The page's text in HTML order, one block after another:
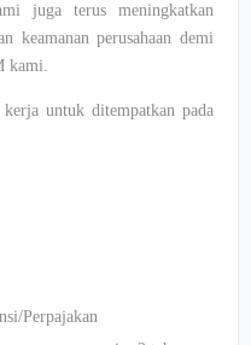
juga terus meningkatkan
keamanan perusahaan demi
kami.
untuk ditempatkan pada
Perpajakan